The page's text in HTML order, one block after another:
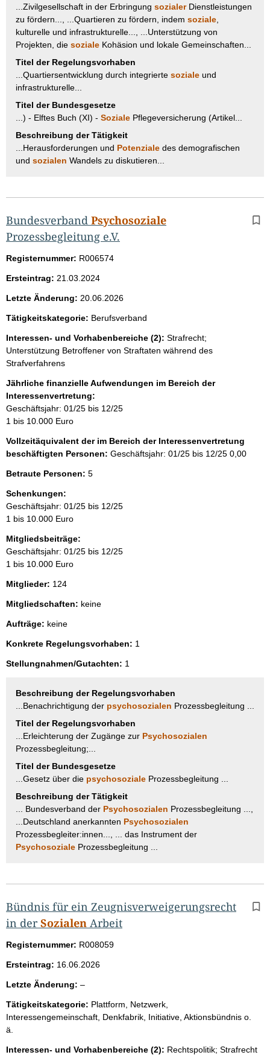
...Zivilgesellschaft in der Erbringung sozialerDienstleistungen
zu fördern..., ...Quartieren zu fördern, indem soziale
kulturelle und infrastrukturelle..., ...Unterstützung von
Projekten, die soziale Kohäsion und lokale Gemeinschaften...
Titel der Regelungsvorhaben
...Quartiersentwicklung durch integrierte soziale und
infrastrukturelle...
Titel der Bundesgesetze
...) - Elftes Buch (XI) - Soziale Pflegeversicherung (Artikel...
Beschreibung der Tätigkeit
...Herausforderungen und Potenziale des demografischen
und sozialen Wandels zu diskutieren...
Bundesverband Psychosoziale
Prozessbegleitung e.V.
Registernummer: R006574
Ersteintrag: 21.03.2024
Letzte Änderung: 20.06.2026
Tätigkeitskategorie: Berufsverband
Interessen- und Vorhabenbereiche (2): Strafrecht;
Unterstützung Betroffener von Straftaten während des
Strafverfahrens
Jährliche finanzielle Aufwendungen im Bereich der
Interessenvertretung:
Geschäftsjahr: 01/25 bis 12/25
1 bis 10.000 Euro
Vollzeitäquivalent der im Bereich der Interessenvertretung
beschäftigten Personen: Geschäftsjahr: 01/25 bis 12/25 0,00
Betraute Personen: 5
Schenkungen:
Geschäftsjahr: 01/25 bis 12/25
1 bis 10.000 Euro
Mitgliedsbeiträge:
Geschäftsjahr: 01/25 bis 12/25
1 bis 10.000 Euro
Mitglieder: 124
Mitgliedschaften: keine
Aufträge: keine
Konkrete Regelungsvorhaben: 1
Stellungnahmen/Gutachten: 1
Beschreibung der Regelungsvorhaben
...Benachrichtigung der psychosozialen Prozessbegleitung ...
Titel der Regelungsvorhaben
...Erleichterung der Zugänge zur Psychosozialen
Prozessbegleitung;...
Titel der Bundesgesetze
...Gesetz über die psychosoziale Prozessbegleitung ...
Beschreibung der Tätigkeit
... Bundesverband der Psychosozialen Prozessbegleitung ...,
...Deutschland anerkannten Psychosozialen
Prozessbegleiter:innen..., ... das Instrument der
Psychosoziale Prozessbegleitung ...
Bündnis für ein Zeugnisverweigerungsrecht
in derSozialen Arbeit
Registernummer: R008059
Ersteintrag: 16.06.2026
Letzte Änderung: –l
e
r
Tätigkeitskategorie: Plattform, Netzwerk,
Interessengemeinschaft, Denkfabrik, Initiative, Aktionsbündnis o.
ä.
Interessen- und Vorhabenbereiche (2): Rechtspolitik; Strafrecht